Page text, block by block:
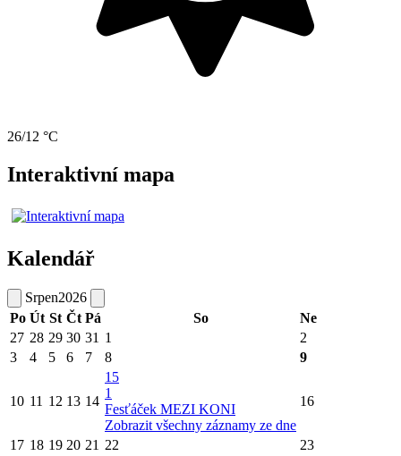
26/12 °C
Interaktivní mapa
Kalendář
Srpen2026
Po Út St Čt Pá So
Ne
27 28 29 30 31 1
2
3
4 5 6 7 8 9
10 11 12 13 14
15
1
Fesťáček MEZI KONI
Zobrazit všechny záznamy ze dne
16
17 18 19 20 21 22 23